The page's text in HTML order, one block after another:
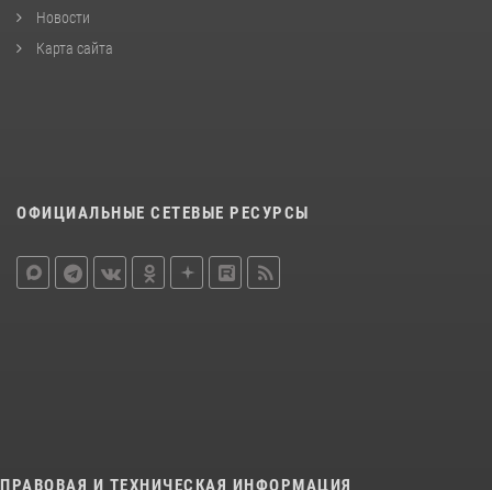
Новости
Карта сайта
ОФИЦИАЛЬНЫЕ СЕТЕВЫЕ РЕСУРСЫ